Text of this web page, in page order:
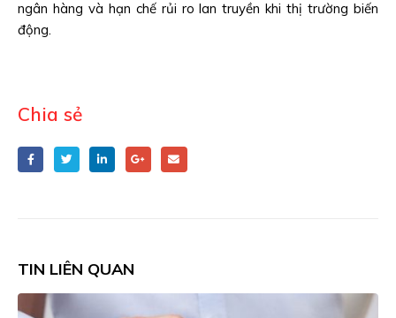
ngân hàng và hạn chế rủi ro lan truyền khi thị trường biến
động.
Chia sẻ
TIN LIÊN QUAN